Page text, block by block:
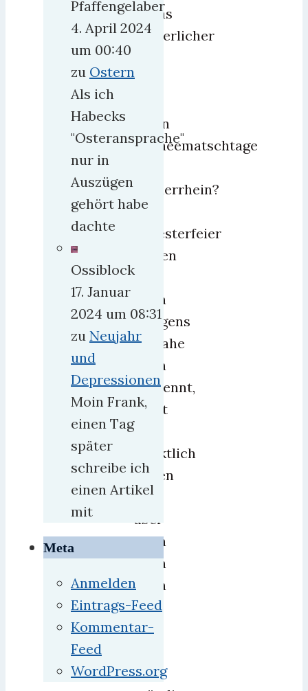
etwas
winterlicher
als
lauen
Schneematschtage
Niederrhein?
Die
Silvesterfeier
hätten
wir
dann
übrigens
beinahe
noch
verpennt,
nicht
pünktlich
trafen
wir
aber
dann
doch
noch
ein
–
3-
Pfaffengelaber
4. April 2024
um 00:40
zu Ostern
Als ich
Habecks
"Osteransprache"
nur in
Auszügen
gehört habe
dachte
Ossiblock
17. Januar
2024 um 08:31
zu Neujahr
und
Depressionen
Moin Frank,
einen Tag
später
schreibe ich
einen Artikel
mit
Meta
Anmelden
Eintrags-Feed
Kommentar-
Feed
WordPress.org